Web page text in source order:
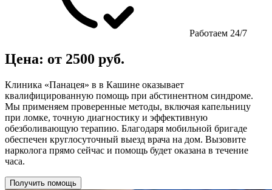
Работаем 24/7
Цена: от 2500 руб.
Клиника «Панацея» в в Кашине оказывает
квалифицированную помощь при абстинентном синдроме.
Мы применяем проверенные методы, включая капельницу
при ломке, точную диагностику и эффективную
обезболивающую терапию. Благодаря мобильной бригаде
обеспечен круглосуточный выезд врача на дом. Вызовите
нарколога прямо сейчас и помощь будет оказана в течение
часа.
Получить помощь